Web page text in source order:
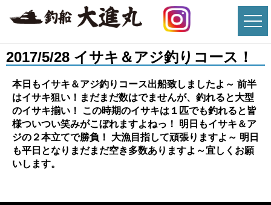
2017/5/28 イサキ＆アジ釣りコース！
本日もイサキ＆アジ釣りコース出船致しましたよ～ 前半
はイサキ狙い！まだまだ数はでませんが、釣れると大型
のイサキ揃い！ この時期のイサキは１匹でも釣れると皆
様ついつい笑みがこぼれますよねっ！ 明日もイサキ＆ア
ジの２本立てで勝負！ 大漁目指して頑張りますよ～ 明日
も平日となりまだまだ空き多数ありますよ～宜しくお願
いします。